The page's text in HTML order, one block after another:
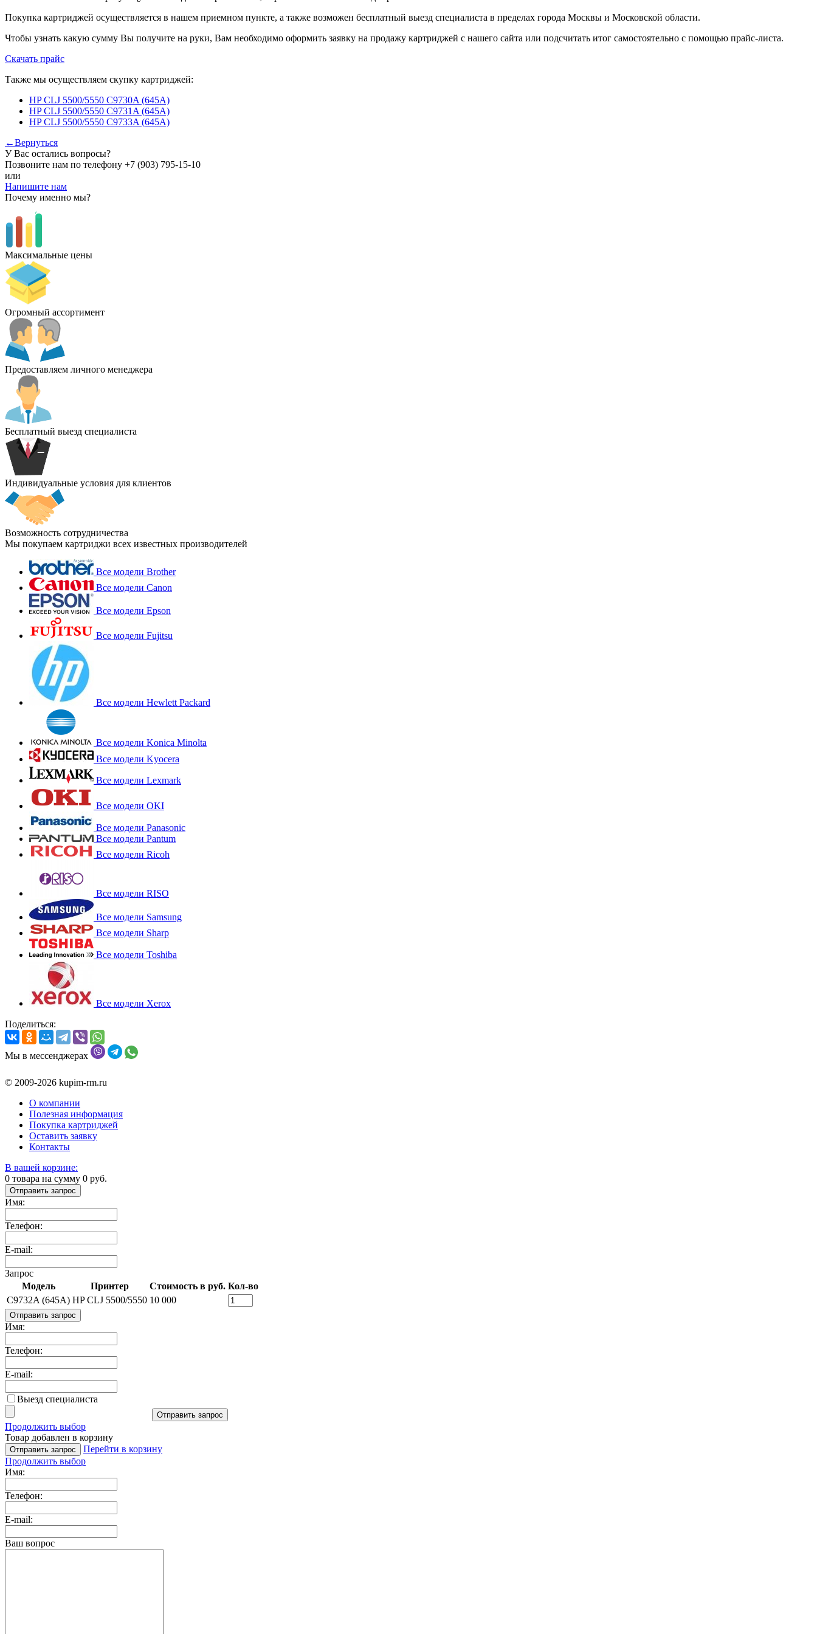
Покупка картриджей осуществляется в нашем приемном пункте, а также возможен бесплатный выезд специалиста в пределах города Москвы и Московской области.
Чтобы узнать какую сумму Вы получите на руки, Вам необходимо оформить заявку на продажу картриджей с нашего сайта или подсчитать итог самостоятельно с помощью прайс-листа.
Скачать прайс
Также мы осуществляем скупку картриджей:
HP CLJ 5500/5550 C9730A (645A)
HP CLJ 5500/5550 C9731A (645A)
HP CLJ 5500/5550 C9733A (645A)
←Вернуться
У Вас остались вопросы?
Позвоните нам по телефону +7 (903) 795-15-10
или
Напишите нам
Почему именно мы?
Максимальные цены
Огромный ассортимент
Предоставляем личного менеджера
Бесплатный выезд специалиста
Индивидуальные условия для клиентов
Возможность сотрудничества
Мы покупаем картриджи всех известных производителей
Все модели Brother
Все модели Canon
Все модели Epson
Все модели Fujitsu
Все модели Hewlett Packard
Все модели Konica Minolta
Все модели Kyocera
Все модели Lexmark
Все модели OKI
Все модели Panasonic
Все модели Pantum
Все модели Ricoh
Все модели RISO
Все модели Samsung
Все модели Sharp
Все модели Toshiba
Все модели Xerox
Поделиться:
Мы в мессенджерах
© 2009-2026 kupim-rm.ru
О компании
Полезная информация
Покупка картриджей
Оставить заявку
Контакты
В вашей корзине:
0 товара на сумму 0 руб.
Отправить запрос
Имя:
Телефон:
E-mail:
Запрос
Модель
Принтер Стоимость в руб. Кол-во
C9732A (645A) HP CLJ 5500/5550 10 000
Отправить запрос
Имя:
Телефон:
E-mail:
Выезд специалиста
Отправить запрос
Продолжить выбор
Товар добавлен в корзину
Отправить запрос
Перейти в корзину
Продолжить выбор
Имя:
Телефон:
E-mail:
Ваш вопрос